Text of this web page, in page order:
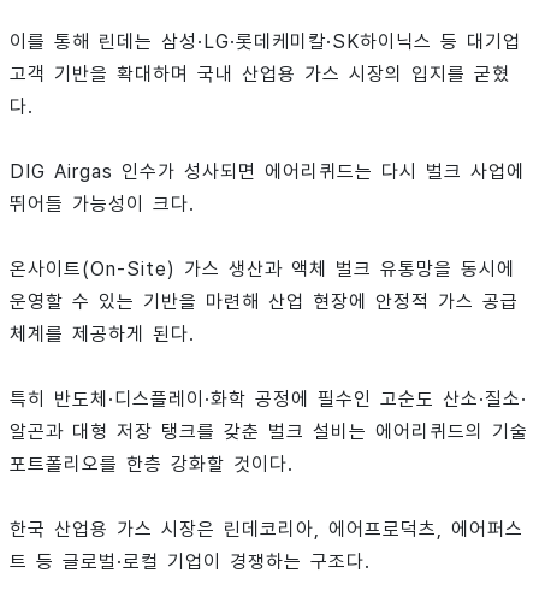
이를 통해 린데는 삼성·LG·롯데케미칼·SK하이닉스 등 대기업
고객 기반을 확대하며 국내 산업용 가스 시장의 입지를 굳혔
다.
DIG Airgas 인수가 성사되면 에어리퀴드는 다시 벌크 사업에
뛰어들 가능성이 크다.
온사이트(On-Site) 가스 생산과 액체 벌크 유통망을 동시에
운영할 수 있는 기반을 마련해 산업 현장에 안정적 가스 공급
체계를 제공하게 된다.
특히 반도체·디스플레이·화학 공정에 필수인 고순도 산소·질소·
알곤과 대형 저장 탱크를 갖춘 벌크 설비는 에어리퀴드의 기술
포트폴리오를 한층 강화할 것이다.
한국 산업용 가스 시장은 린데코리아, 에어프로덕츠, 에어퍼스
트 등 글로벌·로컬 기업이 경쟁하는 구조다.